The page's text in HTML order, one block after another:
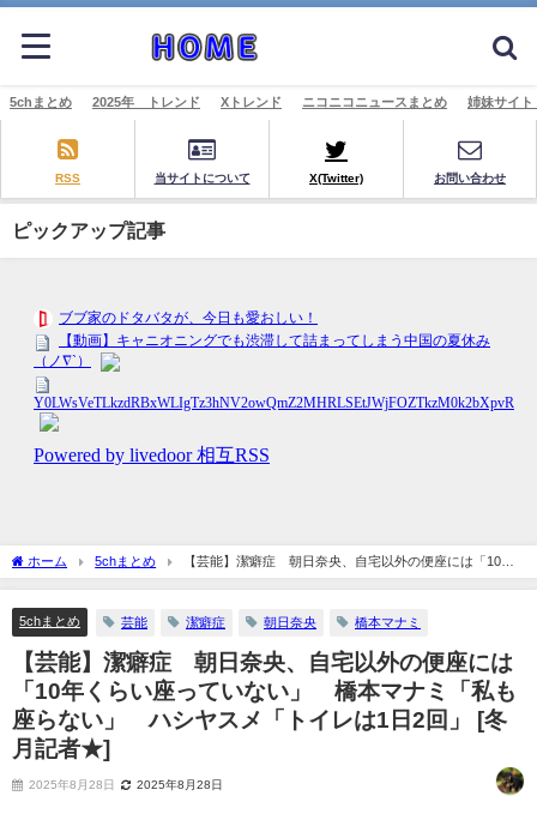
5chまとめ 2025年 トレンド Xトレンド ニコニコニュースまとめ 姉妹サイ
RSS 当サイトについて X(Twitter) お問い合わせ
ピックアップ記事
ホーム 5chまとめ
【芸能】潔癖症 朝日奈央、自宅以外の便座には「10年
くらい座っていない」 橋本マナミ「私も座らない」 ハシヤスメ「トイレは1日2
5chまとめ
芸能 潔癖症 朝日奈央 橋本マナミ
【芸能】潔癖症 朝日奈央、自宅以外の便座には
「10年くらい座っていない」 橋本マナミ「私も
座らない」 ハシヤスメ「トイレは1日2回」 [冬
月記者★]
2025年8月28日 2025年8月28日